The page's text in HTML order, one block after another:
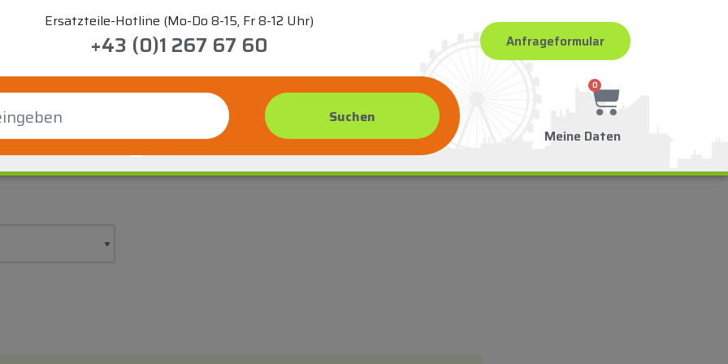
Ersatzteile-Hotline (Mo-Do 8-15, Fr 8-12 Uhr)
+43 (0)1 267 67 60 Anfrageformular
0
Meine Daten